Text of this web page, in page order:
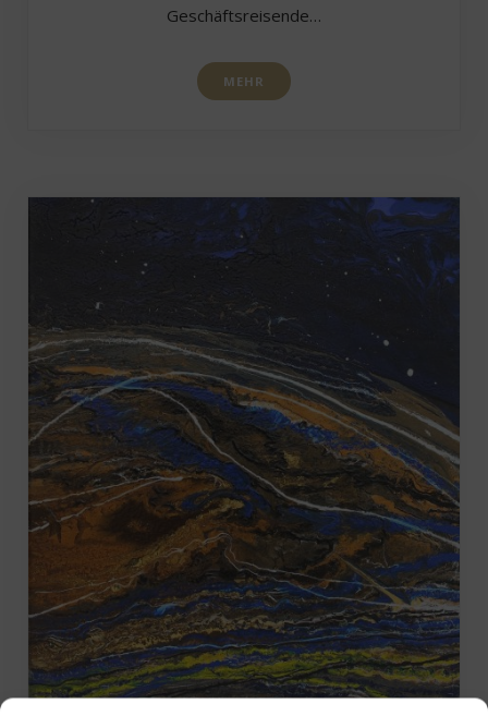
Geschäftsreisende…
MEHR